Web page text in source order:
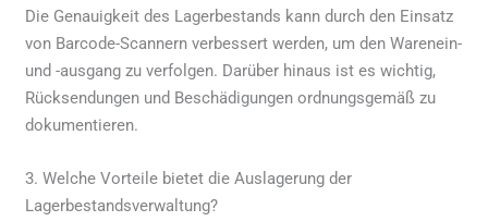
Die Genauigkeit des Lagerbestands kann durch den Einsatz
von Barcode-Scannern verbessert werden, um den Warenein-
und -ausgang zu verfolgen. Darüber hinaus ist es wichtig,
Rücksendungen und Beschädigungen ordnungsgemäß zu
dokumentieren.
3. Welche Vorteile bietet die Auslagerung der
Lagerbestandsverwaltung?